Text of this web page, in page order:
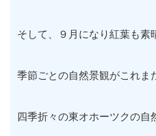
そして、９月になり紅葉も素
季節ごとの自然景観がこれま
四季折々の東オホーツクの自